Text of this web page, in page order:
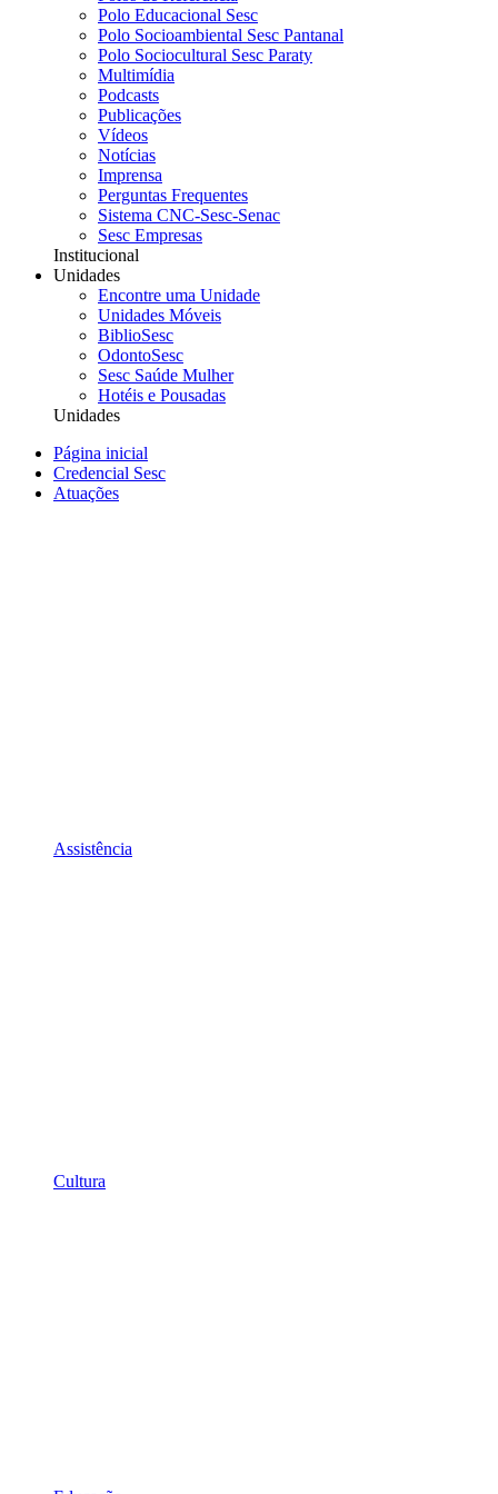
Polo Educacional Sesc
Polo Socioambiental Sesc Pantanal
Polo Sociocultural Sesc Paraty
Multimídia
Podcasts
Publicações
Vídeos
Notícias
Imprensa
Perguntas Frequentes
Sistema CNC-Sesc-Senac
Sesc Empresas
Institucional
Unidades
Encontre uma Unidade
Unidades Móveis
BiblioSesc
OdontoSesc
Sesc Saúde Mulher
Hotéis e Pousadas
Unidades
Página inicial
Credencial Sesc
Atuações
Assistência
Cultura